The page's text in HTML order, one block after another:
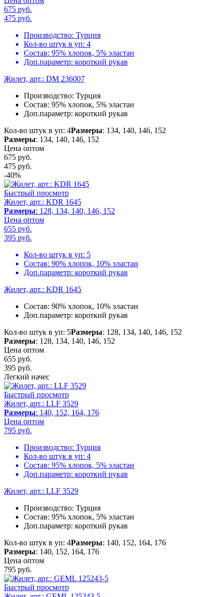
675 руб.
475 руб.
Производство: Турция
Кол-во штук в уп: 4
Состав: 95% хлопок, 5% эластан
Доп.параметр: короткий рукав
Жилет, арт.: DM 236007
Производство: Турция
Состав: 95% хлопок, 5% эластан
Доп.параметр: короткий рукав
Кол-во штук в уп: 4Размеры: 134, 140, 146, 152
Размеры: 134, 140, 146, 152
Цена оптом
675 руб.
475 руб.
-40%
Быстрый просмотр
Жилет, арт.: KDR 1645
Размеры: 128, 134, 140, 146, 152
Цена оптом
655 руб.
395 руб.
Кол-во штук в уп: 5
Состав: 90% хлопок, 10% эластан
Доп.параметр: короткий рукав
Жилет, арт.: KDR 1645
Состав: 90% хлопок, 10% эластан
Доп.параметр: короткий рукав
Кол-во штук в уп: 5Размеры: 128, 134, 140, 146, 152
Размеры: 128, 134, 140, 146, 152
Цена оптом
655 руб.
395 руб.
Легкий начес
Быстрый просмотр
Жилет, арт.: LLF 3529
Размеры: 140, 152, 164, 176
Цена оптом
795 руб.
Производство: Турция
Кол-во штук в уп: 4
Состав: 95% хлопок, 5% эластан
Доп.параметр: короткий рукав
Жилет, арт.: LLF 3529
Производство: Турция
Состав: 95% хлопок, 5% эластан
Доп.параметр: короткий рукав
Кол-во штук в уп: 4Размеры: 140, 152, 164, 176
Размеры: 140, 152, 164, 176
Цена оптом
795 руб.
Быстрый просмотр